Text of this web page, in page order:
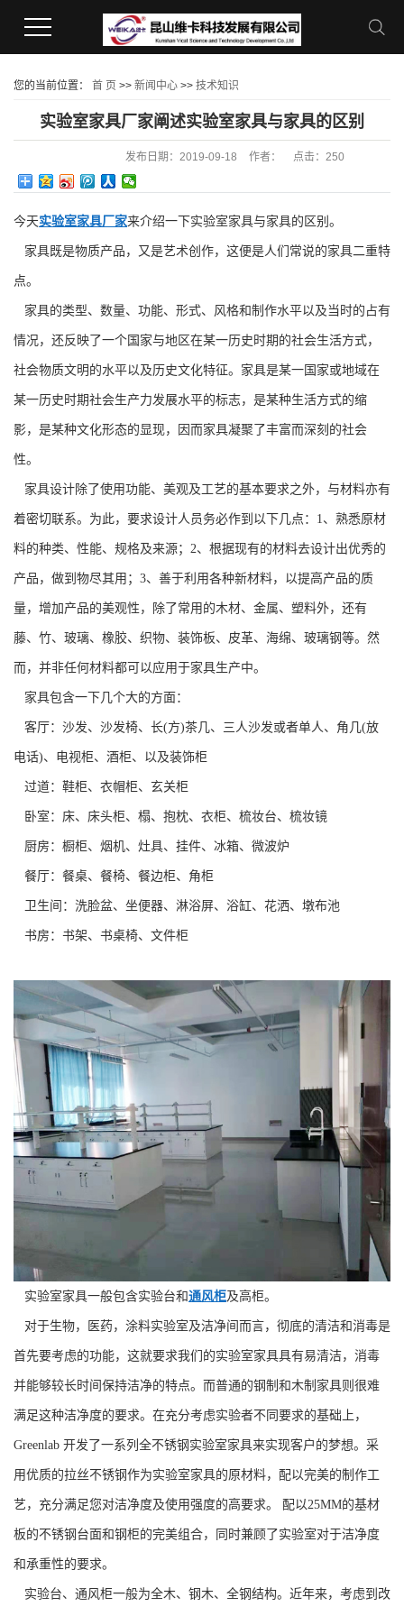
您的当前位置： 首 页 >> 新闻中心 >> 技术知识
实验室家具厂家阐述实验室家具与家具的区别
发布日期： 2019-09-18 作者： 点击： 250
今天实验室家具厂家来介绍一下实验室家具与家具的区别。
家具既是物质产品，又是艺术创作，这便是人们常说的家具二重特
点。
家具的类型、数量、功能、形式、风格和制作水平以及当时的占有
情况，还反映了一个国家与地区在某一历史时期的社会生活方式，
社会物质文明的水平以及历史文化特征。家具是某一国家或地域在
某一历史时期社会生产力发展水平的标志，是某种生活方式的缩
影，是某种文化形态的显现，因而家具凝聚了丰富而深刻的社会
性。
家具设计除了使用功能、美观及工艺的基本要求之外，与材料亦有
着密切联系。为此，要求设计人员务必作到以下几点：1、熟悉原材
料的种类、性能、规格及来源；2、根据现有的材料去设计出优秀的
产品，做到物尽其用；3、善于利用各种新材料，以提高产品的质
量，增加产品的美观性，除了常用的木材、金属、塑料外，还有
藤、竹、玻璃、橡胶、织物、装饰板、皮革、海绵、玻璃钢等。然
而，并非任何材料都可以应用于家具生产中。
家具包含一下几个大的方面：
客厅：沙发、沙发椅、长(方)茶几、三人沙发或者单人、角几(放
电话)、电视柜、酒柜、以及装饰柜
过道：鞋柜、衣帽柜、玄关柜
卧室：床、床头柜、榻、抱枕、衣柜、梳妆台、梳妆镜
厨房：橱柜、烟机、灶具、挂件、冰箱、微波炉
餐厅：餐桌、餐椅、餐边柜、角柜
卫生间：洗脸盆、坐便器、淋浴屏、浴缸、花洒、墩布池
书房：书架、书桌椅、文件柜
实验室家具一般包含实验台和通风柜及高柜。
对于生物，医药，涂料实验室及洁净间而言，彻底的清洁和消毒是
首先要考虑的功能，这就要求我们的实验室家具具有易清洁，消毒
并能够较长时间保持洁净的特点。而普通的钢制和木制家具则很难
满足这种洁净度的要求。在充分考虑实验者不同要求的基础上，
Greenlab 开发了一系列全不锈钢实验室家具来实现客户的梦想。采
用优质的拉丝不锈钢作为实验室家具的原材料，配以完美的制作工
艺，充分满足您对洁净度及使用强度的高要求。 配以25MM的基材
板的不锈钢台面和钢柜的完美组合，同时兼顾了实验室对于洁净度
和承重性的要求。
实验台、通风柜一般为全木、钢木、全钢结构。近年来，考虑到改